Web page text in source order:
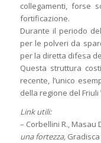
collegamenti, forse
fortificazione.
Durante il periodo
per le polveri da
per la diretta difesa
Questa struttura
recente, l’unico
della regione del
Link utili:
– Corbellini R., Masau
una fortezza,Gradisca